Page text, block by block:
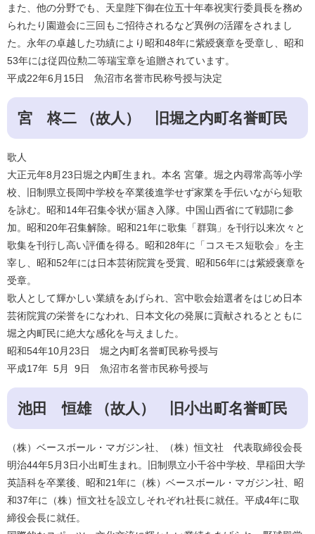
また、他の分野でも、天皇陛下御在位五十年奉祝実行委員長を務め
られたり園遊会に三回もご招待されるなど異例の活躍をされまし
た。永年の卓越した功績により昭和48年に紫綬褒章を受章し、昭和
53年には従四位勲二等瑞宝章を追贈されています。
平成22年6月15日 魚沼市名誉市民称号授与決定
宮 柊二 （故人） 旧堀之内町名誉町民
歌人
大正元年8月23日堀之内町生まれ。本名 宮肇。堀之内尋常高等小学
校、旧制県立長岡中学校を卒業後進学せず家業を手伝いながら短歌
を詠む。昭和14年召集令状が届き入隊。中国山西省にて戦闘に参
加。昭和20年召集解除。昭和21年に歌集「群鶏」を刊行以来次々と
歌集を刊行し高い評価を得る。昭和28年に「コスモス短歌会」を主
宰し、昭和52年には日本芸術院賞を受賞、昭和56年には紫綬褒章を
受章。
歌人として輝かしい業績をあげられ、宮中歌会始選者をはじめ日本
芸術院賞の栄誉をになわれ、日本文化の発展に貢献されるとともに
堀之内町民に絶大な感化を与えました。
昭和54年10月23日 堀之内町名誉町民称号授与
平成17年 5月 9日 魚沼市名誉市民称号授与
池田 恒雄 （故人） 旧小出町名誉町民
（株）ベースボール・マガジン社、（株）恒文社 代表取締役会長
明治44年5月3日小出町生まれ。旧制県立小千谷中学校、早稲田大学
英語科を卒業後、昭和21年に（株）ベースボール・マガジン社、昭
和37年に（株）恒文社を設立しそれぞれ社長に就任。平成4年に取
締役会長に就任。